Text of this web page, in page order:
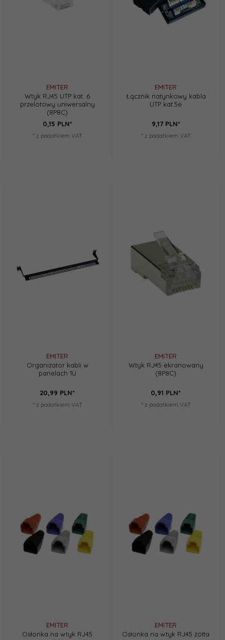
EMITER
Wtyk RJ45 UTP kat. 6
przelotowy uniwersalny
(8P8C)
0,15 PLN*
* z podatkiem VAT
EMITER
Łącznik natynkowy kabla
UTP kat.5e
9,17 PLN*
* z podatkiem VAT
EMITER
Organizator kabli w
panelach 1U
20,99 PLN*
* z podatkiem VAT
EMITER
Wtyk RJ45 ekranowany
(8P8C)
0,91 PLN*
* z podatkiem VAT
EMITER
Osłonka na wtyk RJ45
EMITER
Osłonka na wtyk RJ45 żółta